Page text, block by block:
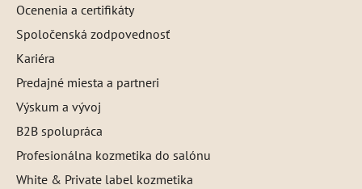
Ocenenia a certifikáty
Spoločenská zodpovednosť
Kariéra
Predajné miesta a partneri
Výskum a vývoj
B2B spolupráca
Profesionálna kozmetika do salónu
White & Private label kozmetika